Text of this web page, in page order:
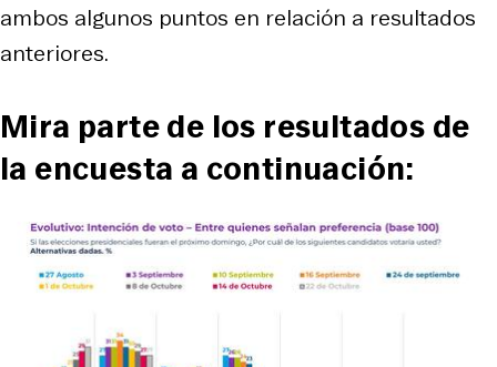
ambos algunos puntos en relación a resultados
anteriores.
Mira parte de los resultados de
la encuesta a continuación: